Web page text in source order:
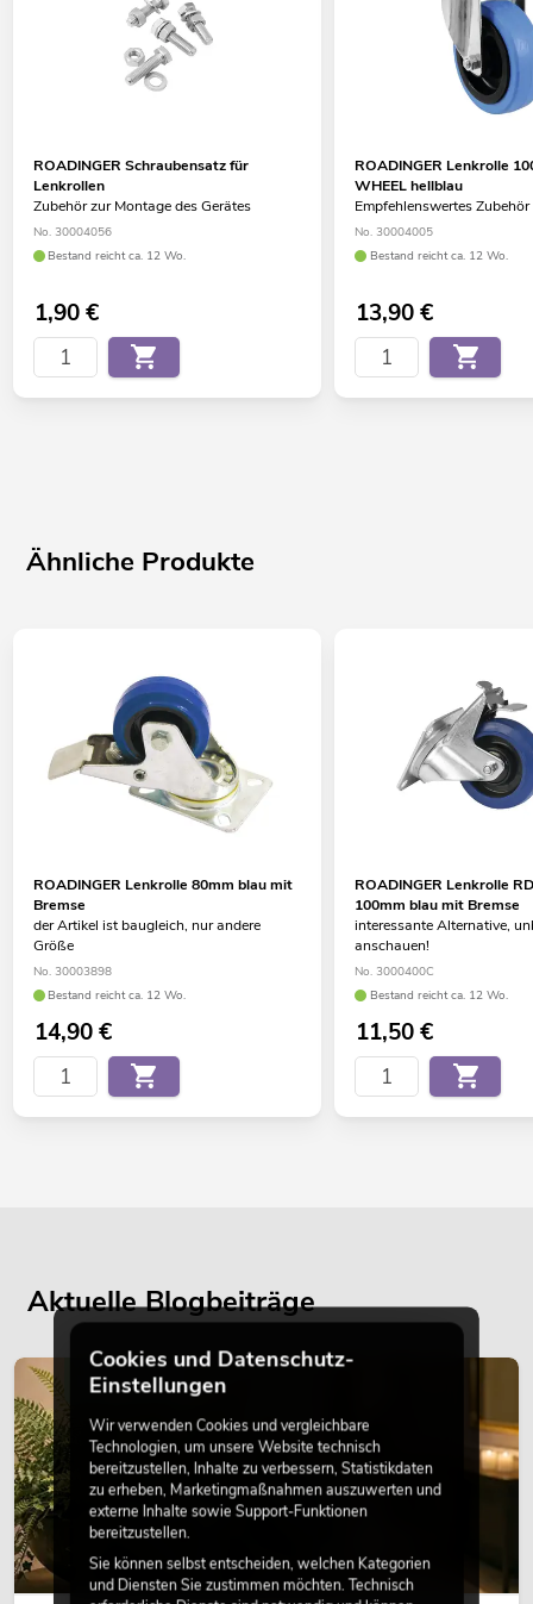
ROADINGER Schraubensatz für
Lenkrollen
Zubehör zur Montage des Gerätes
No. 30004056
Bestand reicht ca. 12 Wo.
1,90€
ROADINGER Lenkrolle
WHEEL hellblau
Empfehlenswertes Zubehör
No. 30004005
Bestand reicht ca. 12 Wo.
13,90€
Ähnliche Produkte
ROADINGER Lenkrolle 80mm blau mit
Bremse
der Artikel ist baugleich, nur andere
Größe
No. 30003898
Bestand reicht ca. 12 Wo.
14,90€
ROADINGER Lenkrolle
100mm blau mit Bremse
interessante Alternative,
anschauen!
No. 3000400C
Bestand reicht ca. 12 Wo.
11,50€
Aktuelle Blogbeiträge
DEKORATION
Cookies und Datenschutz-
Einstellungen
Wir verwenden Cookies und vergleichbare
Technologien, um unsere Website technisch
bereitzustellen, Inhalte zu verbessern, Statistikdaten
zu erheben, Marketingmaßnahmen auszuwerten und
externe Inhalte sowie Support-Funktionen
bereitzustellen.
Sie können selbst entscheiden, welchen Kategorien
und Diensten Sie zustimmen möchten. Technisch